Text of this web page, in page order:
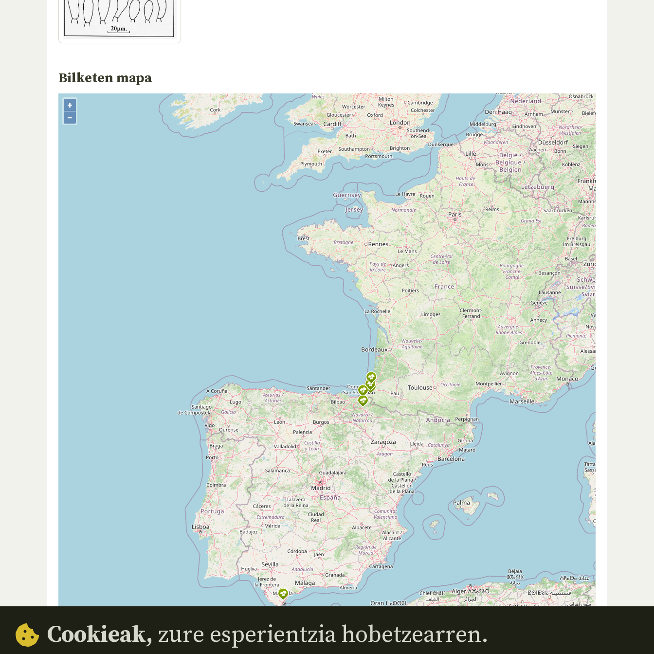
Bilketen mapa
+
−
Cookieak, zure esperientzia hobetzearren.